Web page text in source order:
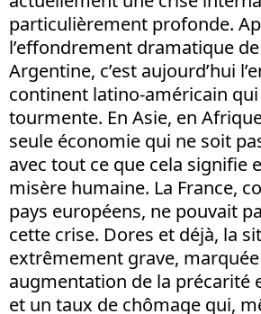
particulièrement profonde.
l’effondrement dramatique
Argentine, c’est aujourd’hui
continent latino-américain
tourmente. En Asie, en
seule économie qui ne soit
avec tout ce que cela signifie
misère humaine. La France,
pays européens, ne pouvait
cette crise. Dores et déjà, la
extrêmement grave,
augmentation de la précarité
et un taux de chômage qui,